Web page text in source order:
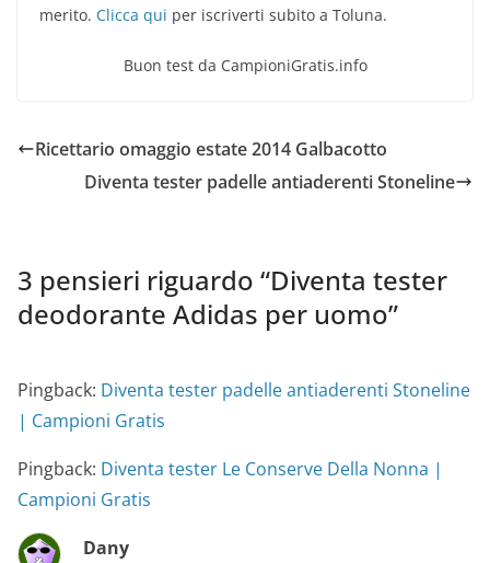
merito. Clicca qui per iscriverti subito a Toluna.
Buon test da CampioniGratis.info
Ricettario omaggio estate 2014 Galbacotto
Diventa tester padelle antiaderenti Stoneline
3 pensieri riguardo “Diventa tester
deodorante Adidas per uomo”
Pingback: Diventa tester padelle antiaderenti Stoneline
| Campioni Gratis
Pingback: Diventa tester Le Conserve Della Nonna |
Campioni Gratis
Dany